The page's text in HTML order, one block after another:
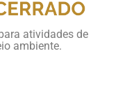
atividades de
ambiente.